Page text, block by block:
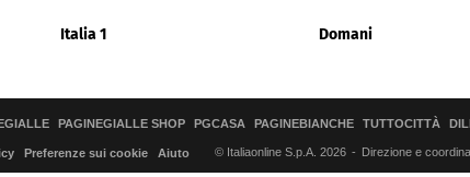
Italia 1 Domani
PAGINEGIALLE SHOP PGCASA PAGINEBIANCHE TUTTOCITTÀ
Preferenze sui cookie Aiuto © Italiaonline S.p.A. 2026 Direzione e